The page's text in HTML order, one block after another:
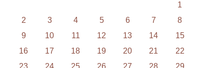
1
2
3 4 5 6 7
8
9
10 11 12 13 14
15
16
17 18 19 20 21
22
23
24 25 26 27 28 29